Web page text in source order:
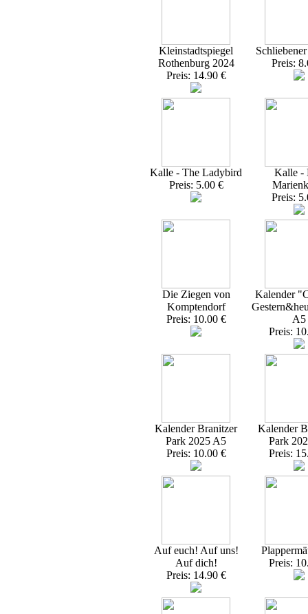
Kleinstadtspiegel
Rothenburg 2024
Preis: 14.90 €
Preis:
Kalle - The Ladybird
Preis: 5.00 €
Kalle -
Preis:
Die Ziegen von
Komptendorf
Preis: 10.00 €
Kalender
A5
Preis:
Kalender Branitzer
Park 2025 A5
Preis: 10.00 €
Kalender
Park
Preis:
Auf euch! Auf uns!
Auf dich!
Preis: 14.90 €
Preis: